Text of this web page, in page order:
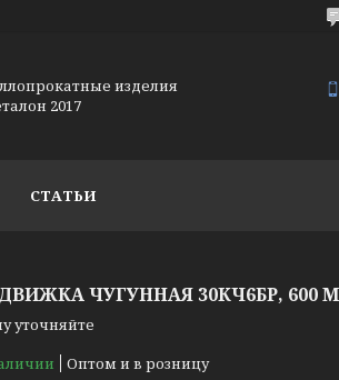
изделия
2017
СТАТЬИ
ЧУГУННАЯ 30КЧ6БР, 600
уточняйте
Оптом и в розницу